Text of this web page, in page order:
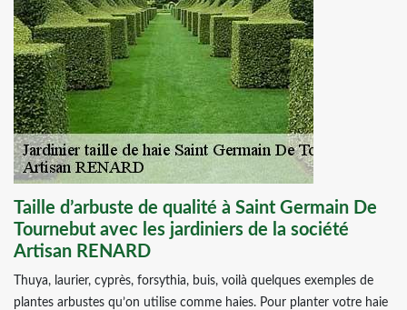
Taille d’arbuste de qualité à Saint Germain De
Tournebut avec les jardiniers de la société
Artisan RENARD
Thuya, laurier, cyprès, forsythia, buis, voilà quelques exemples de
plantes arbustes qu’on utilise comme haies. Pour planter votre haie